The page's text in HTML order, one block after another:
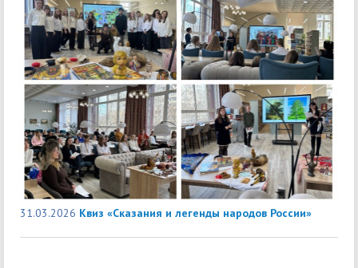
31.03.2026 Квиз «Сказания и легенды народов России»